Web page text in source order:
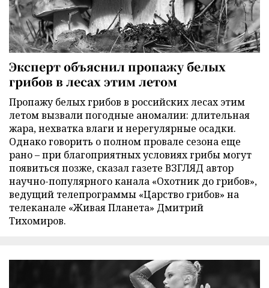
Эксперт объяснил пропажу белых
грибов в лесах этим летом
Пропажу белых грибов в российских лесах этим
летом вызвали погодные аномалии: длительная
жара, нехватка влаги и нерегулярные осадки.
Однако говорить о полном провале сезона еще
рано – при благоприятных условиях грибы могут
появиться позже, сказал газете ВЗГЛЯД автор
научно-популярного канала «Охотник до грибов»,
ведущий телепрограммы «Царство грибов» на
телеканале «Живая Планета» Дмитрий
Тихомиров.